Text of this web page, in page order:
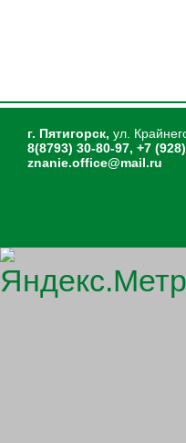
г. Пятигорск, ул.
8(8793) 30-80-97, +7
znanie.office@mail.ru